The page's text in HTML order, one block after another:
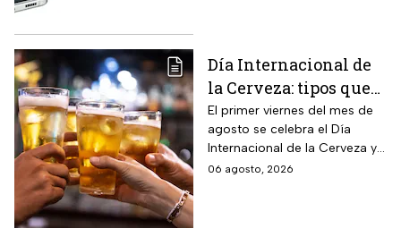
Día Internacional de
la Cerveza: tipos que
hay con base en su
sabor y fermentación
El primer viernes del mes de
agosto se celebra el Día
Internacional de la Cerveza y
si quieres celebrarlo
06 agosto, 2026